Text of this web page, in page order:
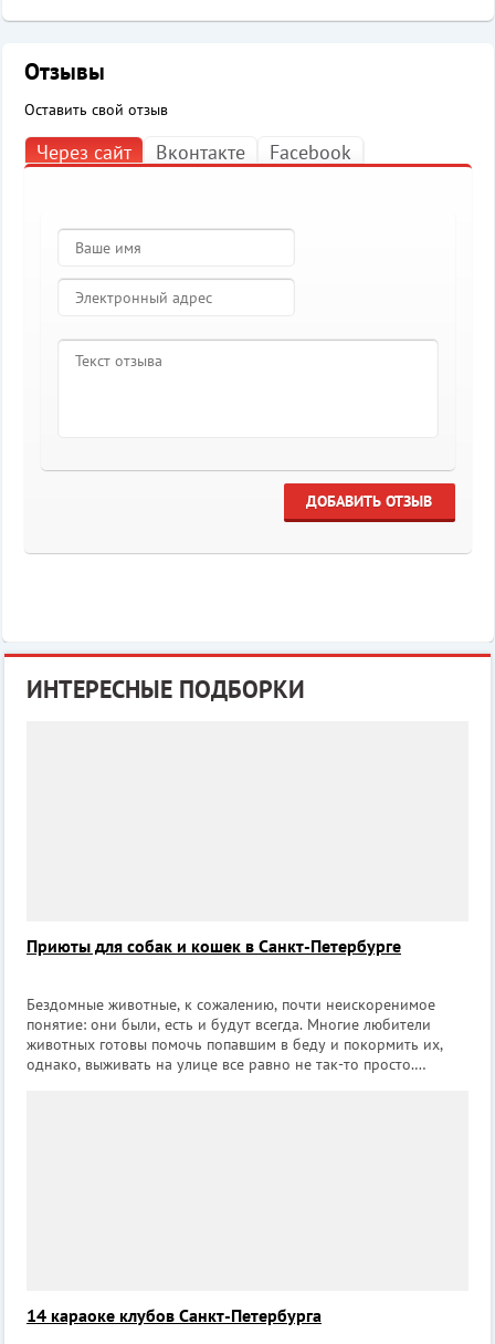
Отзывы
Оставить свой отзыв
Через сайт Вконтакте Facebook
ДОБАВИТЬ ОТЗЫВ
ИНТЕРЕСНЫЕ ПОДБОРКИ
Приюты для собак и кошек в Санкт-Петербурге
Бездомные животные, к сожалению, почти неискоренимое
понятие: они были, есть и будут всегда. Многие любители
животных готовы помочь попавшим в беду и покормить их,
однако, выживать на улице все равно не так-то просто.
14 караоке клубов Санкт-Петербурга